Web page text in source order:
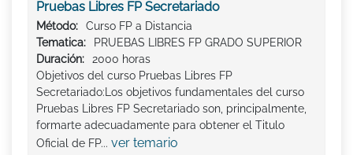
Pruebas Libres FP Secretariado
Método:
Curso FP a Distancia
Tematica:
PRUEBAS LIBRES FP GRADO SUPERIOR
Duración:
2000 horas
Objetivos del curso Pruebas Libres FP
Secretariado:Los objetivos fundamentales del curso
Pruebas Libres FP Secretariado son, principalmente,
formarte adecuadamente para obtener el Titulo
Oficial de FP... ver temario